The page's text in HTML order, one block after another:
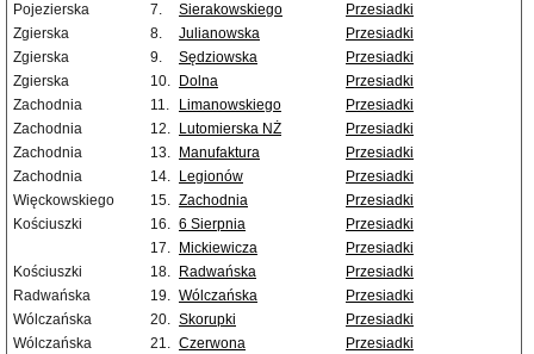
Pojezierska
7. Sierakowskiego
Przesiadki
Zgierska
8. Julianowska
Przesiadki
Zgierska
9. Sędziowska
Przesiadki
Zgierska
10. Dolna
Przesiadki
Zachodnia
11. Limanowskiego
Przesiadki
Zachodnia
12. Lutomierska NŻ
Przesiadki
Zachodnia
13. Manufaktura
Przesiadki
Zachodnia
14. Legionów
Przesiadki
Więckowskiego
15. Zachodnia
Przesiadki
Kościuszki
16. 6 Sierpnia
Przesiadki
17.
Mickiewicza
Przesiadki
Kościuszki
18. Radwańska
Przesiadki
Radwańska
19. Wólczańska
Przesiadki
Wólczańska
20. Skorupki
Przesiadki
Wólczańska
21. Czerwona
Przesiadki